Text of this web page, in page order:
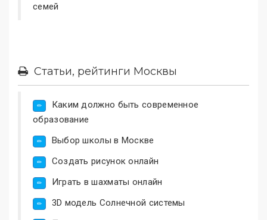
семей
Статьи, рейтинги Москвы
Каким должно быть современное
образование
Выбор школы в Москве
Создать рисунок онлайн
Играть в шахматы онлайн
3D модель Солнечной системы